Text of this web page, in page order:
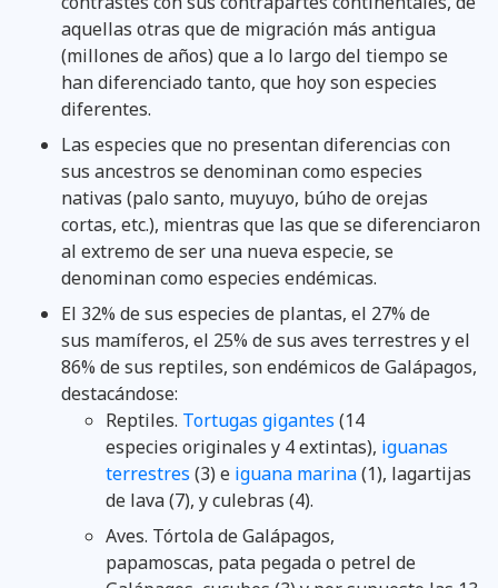
aquellas otras que de migración más antigua
(millones de años) que a lo largo del tiempo se
han diferenciado tanto, que hoy son especies
diferentes.
Las especies que no presentan diferencias con
sus ancestros se denominan como especies
nativas (palo santo, muyuyo, búho de orejas
cortas, etc.), mientras que las que se diferenciaron
al extremo de ser una nueva especie, se
denominan como especies endémicas.
El 32% de sus especies de plantas, el 27% de
sus mamíferos, el 25% de sus aves terrestres y el
86% de sus reptiles, son endémicos de Galápagos,
destacándose:
Reptiles. Tortugas gigantes (14
especies originales y 4 extintas), iguanas
terrestres (3) e iguana marina(1), lagartijas
de lava (7), y culebras (4).
Aves. Tórtola de Galápagos,
papamoscas, pata pegada o petrel de